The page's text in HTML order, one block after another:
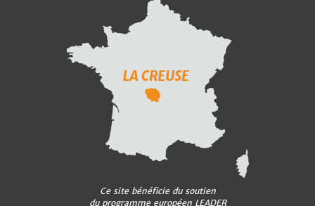
Ce site bénéficie du soutien
du programme européen LEADER